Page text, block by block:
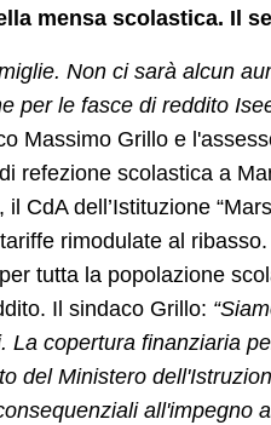
mensa scolastica. Il
Non ci sarà alcun
per le fasce di reddito
Massimo Grillo e
refezione scolastica a
il CdA del l’Istituzione
rimodulate al
tutta la popolazione
Il sindaco Grillo:
La copertura finanziaria
del Ministero
all'impegno